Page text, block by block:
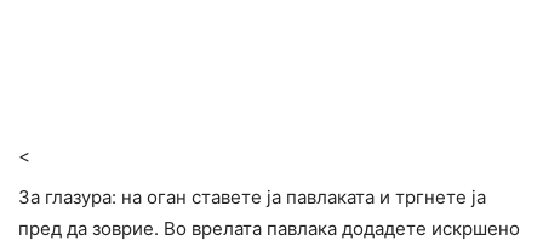
<
За глазура: на оган ставете ја павлаката и тргнете ја
пред да зоврие. Во врелата павлака додадете искршено